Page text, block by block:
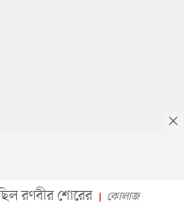
রণবীর শোরের কোলাজ